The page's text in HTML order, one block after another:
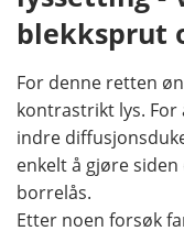
blekksprut
For denne retten
kontrastrikt lys. For
indre
enkelt å gjøre
borrelås.
Etter noen forsøk